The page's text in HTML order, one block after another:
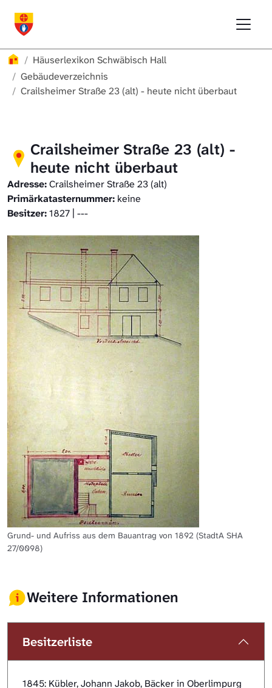
Häuserlexikon
Häuserlexikon Schwäbisch Hall
Gebäudeverzeichnis
Crailsheimer Straße 23 (alt) - heute nicht überbaut
Crailsheimer Straße 23 (alt) -
heute nicht überbaut
Adresse:Crailsheimer Straße 23 (alt)
Primärkatasternummer: keine
Besitzer:1827 | ---
Grund- und Aufriss aus dem Bauantrag von 1892 (StadtA SHA
27/0098)
Weitere Informationen
Besitzerliste
1845: Kübler, Johann Jakob, Bäcker in Oberlimpurg
Häuserlexikon SteinbachGebäudeverzeichnis